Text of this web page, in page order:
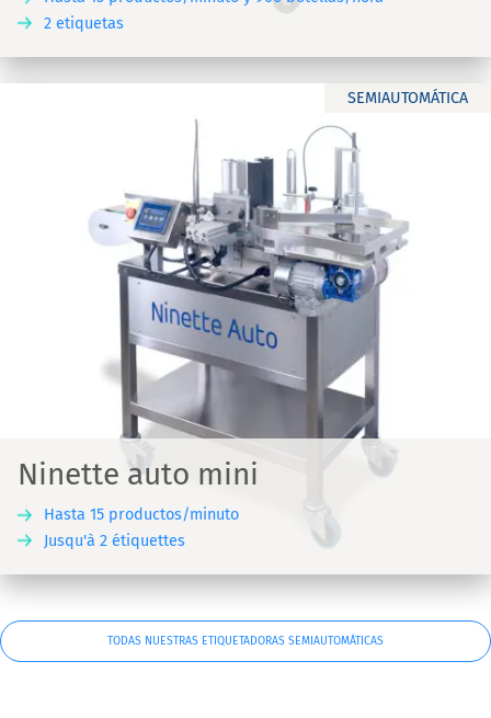
2 etiquetas
SEMIAUTOMÁTICA
Ninette auto mini
Hasta 15 productos/minuto
Jusqu'à 2 étiquettes
TODAS NUESTRAS ETIQUETADORAS SEMIAUTOMÁTICAS